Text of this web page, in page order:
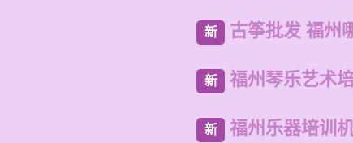
新 古筝批发 福州
新 福州琴乐艺术
新 福州乐器培训